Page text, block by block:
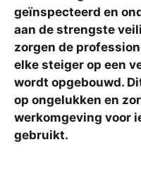
geïnspecteerd en
aan de strengste
zorgen de
elke steiger op een
wordt opgebouwd.
op ongelukken en
werkomgeving voor
gebruikt.